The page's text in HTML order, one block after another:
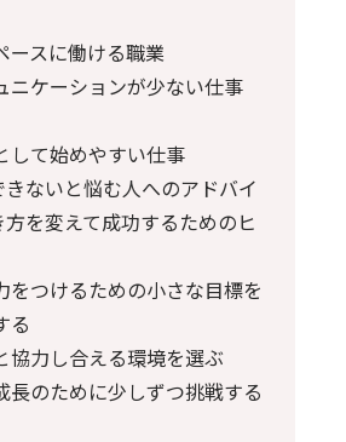
ースに働ける職業
ニケーションが少ない仕事
して始めやすい仕事
ないと悩む人へのアドバイ
を変えて成功するためのヒ
をつけるための小さな目標を
る
協力し合える環境を選ぶ
長のために少しずつ挑戦する